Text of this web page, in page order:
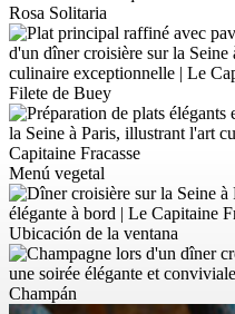
Rosa Solitaria
Filete de Buey
Menú vegetal
Ubicación de la ventana
Champán